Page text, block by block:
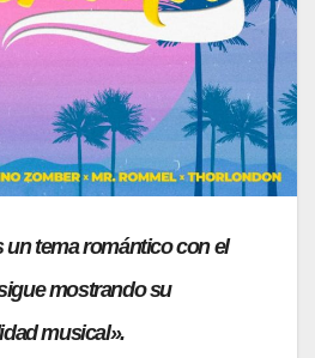
un tema romántico con el
mostrando su
musical».